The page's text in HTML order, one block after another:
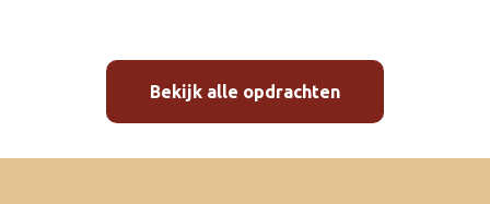
Bekijk alle opdrachten